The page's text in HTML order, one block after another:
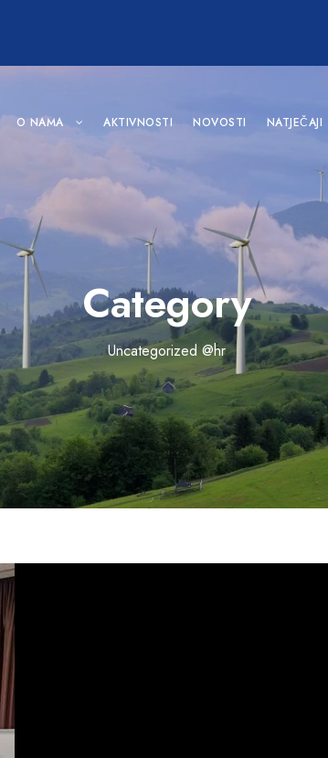
O NAMA AKTIVNOSTI NOVOSTI NATJEČAJI
Category
Uncategorized @hr